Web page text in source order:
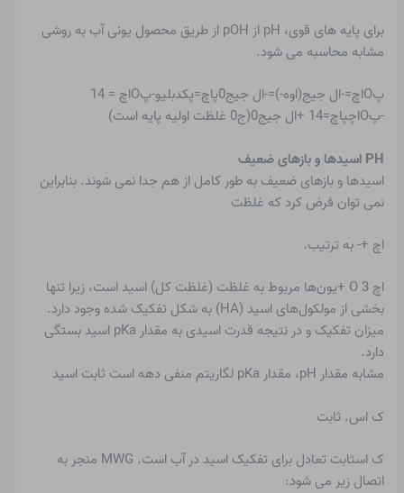
برای پایه های قوی، pH از pOH از طریق محصول یونی آب به روشی
مشابه محاسبه می شود.
پOاچ=-ال جیج(اوه-)=-ال جیج0پاچ=پکدبلیو-پOاچ = ‌14
-پOاچپاچ=‌14 +ال جیج0(ج0 غلظت اولیه پایه است)
PH اسیدها و بازهای ضعیف
اسیدها و بازهای ضعیف به طور کامل از هم جدا نمی شوند. بنابراین
نمی توان فرض کرد که غلظت
اچ +- به ترتیب.
اچ 3 O +یون‌ها مربوط به غلظت (غلظت کل) اسید است، زیرا تنها
بخشی از مولکول‌های اسید (HA) به شکل تفکیک شده وجود دارد.
میزان تفکیک و در نتیجه قدرت اسیدی
به مقدار pKa اسید بستگی
دارد.
مشابه مقدار pH، مقدار pKa لگاریتم منفی دهه است
ثابت اسید
ک اس. ثابت
ک اسثابت تعادل برای تفکیک اسید در آب است. MWG منجر به
اتصال زیر می شود: